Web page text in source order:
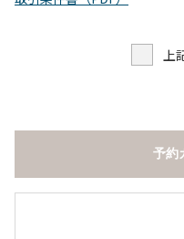
上
予約